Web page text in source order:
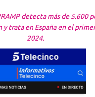
detecta más de 5.600
trata en España en el
2024.